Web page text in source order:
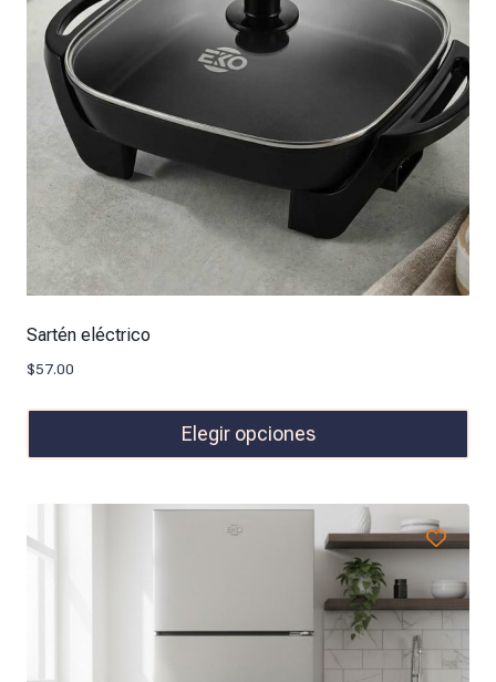
Sartén eléctrico
$57.00
Elegir opciones